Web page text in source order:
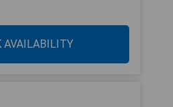
AVAILABILITY